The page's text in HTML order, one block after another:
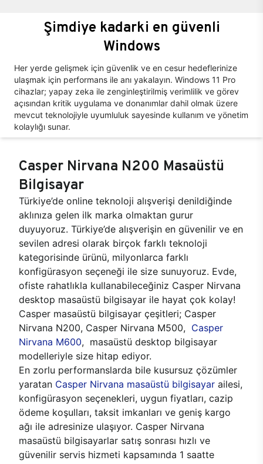
Şimdiye kadarki en güvenli
Windows
Her yerde gelişmek için güvenlik ve en cesur hedeflerinize
ulaşmak için performans ile anı yakalayın. Windows 11 Pro
cihazlar; yapay zeka ile zenginleştirilmiş verimlilik ve görev
açısından kritik uygulama ve donanımlar dahil olmak üzere
mevcut teknolojiyle uyumluluk sayesinde kullanım ve yönetim
kolaylığı sunar.
Casper Nirvana N200 Masaüstü
Bilgisayar
Türkiye’de online teknoloji alışverişi denildiğinde
aklınıza gelen ilk marka olmaktan gurur
duyuyoruz. Türkiye’de alışverişin en güvenilir ve en
sevilen adresi olarak birçok farklı teknoloji
kategorisinde ürünü, milyonlarca farklı
konfigürasyon seçeneği ile size sunuyoruz. Evde,
ofiste rahatlıkla kullanabileceğiniz Casper Nirvana
desktop masaüstü bilgisayar ile hayat çok kolay!
Casper masaüstü bilgisayar çeşitleri; Casper
Nirvana N200, Casper Nirvana M500, Casper
Nirvana M600, masaüstü desktop bilgisayar
modelleriyle size hitap ediyor.
En zorlu performanslarda bile kusursuz çözümler
yaratan Casper Nirvana masaüstü bilgisayar ailesi,
konfigürasyon seçenekleri, uygun fiyatları, cazip
ödeme koşulları, taksit imkanları ve geniş kargo
ağı ile adresinize ulaşıyor. Casper Nirvana
masaüstü bilgisayarlar satış sonrası hızlı ve
güvenilir servis hizmeti kapsamında 1 saatte